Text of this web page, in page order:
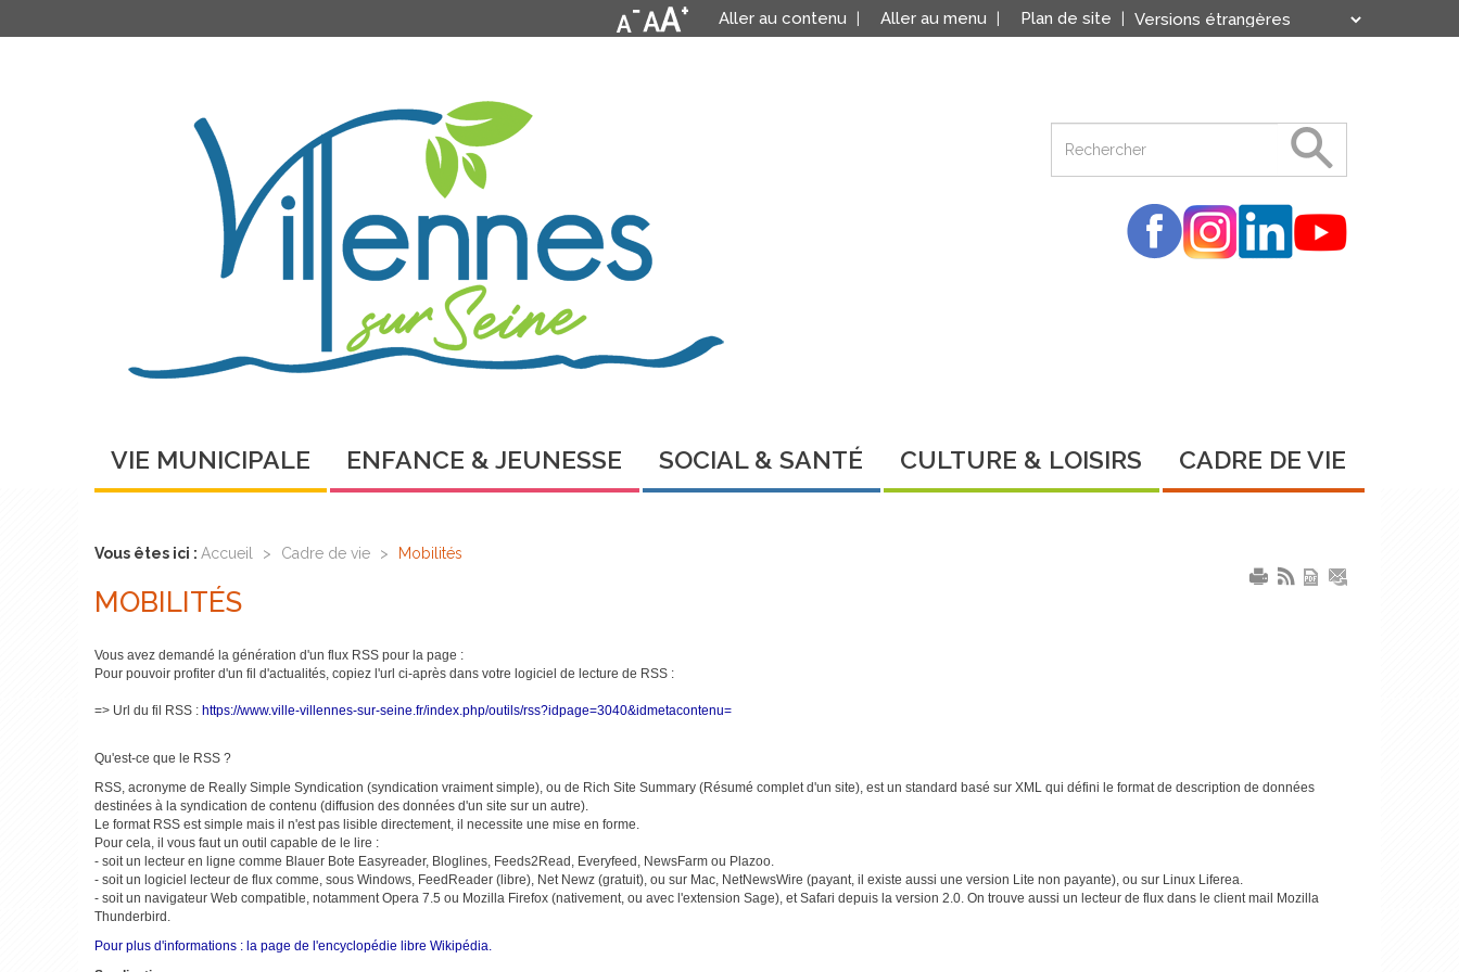
Aller au contenu Aller au menu Plan de site
VIE MUNICIPALE ENFANCE & JEUNESSE SOCIAL & SANTÉ CULTURE & LOISIRS CADRE DE VIE
Vous êtes ici : Accueil > Cadre de vie > Mobilités
MOBILITÉS
Vous avez demandé la génération d'un flux RSS pour la page :
Pour pouvoir profiter d'un fil d'actualités, copiez l'url ci-après dans votre logiciel de lecture de RSS :
=> Url du fil RSS : https://www.ville-villennes-sur-seine.fr/index.php/outils/rss?idpage=3040&idmetacontenu=
Qu'est-ce que le RSS ?
RSS, acronyme de Really Simple Syndication (syndication vraiment simple), ou de Rich Site Summary (Résumé complet d'un site), est un standard basé sur XML qui défini le format de description de données
destinées à la syndication de contenu (diffusion des données d'un site sur un autre).
Le format RSS est simple mais il n'est pas lisible directement, il necessite une mise en forme.
Pour cela, il vous faut un outil capable de le lire :
- soit un lecteur en ligne comme Blauer Bote Easyreader, Bloglines, Feeds2Read, Everyfeed, NewsFarm ou Plazoo.
- soit un logiciel lecteur de flux comme, sous Windows, FeedReader (libre), Net Newz (gratuit), ou sur Mac, NetNewsWire (payant, il existe aussi une version Lite non payante), ou sur Linux Liferea.
- soit un navigateur Web compatible, notamment Opera 7.5 ou Mozilla Firefox (nativement, ou avec l'extension Sage), et Safari depuis la version 2.0. On trouve aussi un lecteur de flux dans le client mail Mozilla
Thunderbird.
Pour plus d'informations : la page de l'encyclopédie libre Wikipédia.